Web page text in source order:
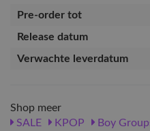
Pre-order tot
Release datum
Verwachte leverdatum
Shop meer
SALE
KPOP Boy